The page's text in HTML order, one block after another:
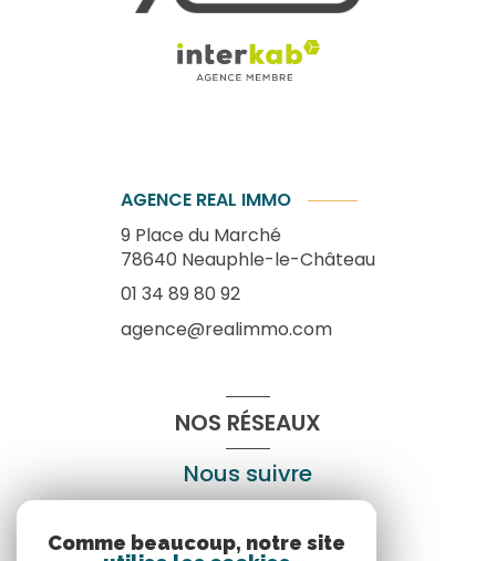
AGENCE REAL IMMO
9 Place du Marché
78640 Neauphle-le-Château
01 34 89 80 92
agence@realimmo.com
NOS RÉSEAUX
Nous suivre
Comme beaucoup, notre site